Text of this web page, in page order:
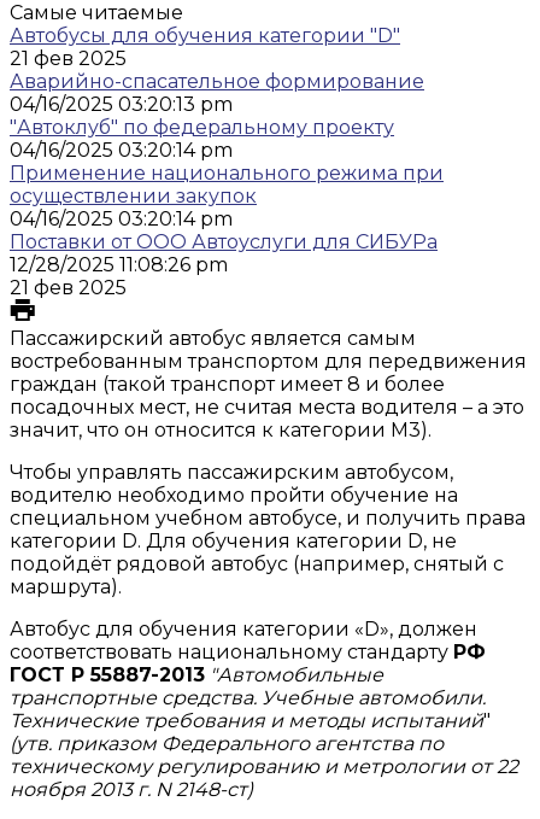
Самые читаемые
Автобусы для обучения категории "D"
21 фев 2025
Аварийно-спасательное формирование
04/16/2025 03:20:13 pm
"Автоклуб" по федеральному проекту
04/16/2025 03:20:14 pm
Применение национального режима при
осуществлении закупок
04/16/2025 03:20:14 pm
Поставки от ООО Автоуслуги для СИБУРа
12/28/2025 11:08:26 pm
21 фев 2025
Пассажирский автобус является самым
востребованным транспортом для передвижения
граждан (такой транспорт имеет 8 и более
посадочных мест, не считая места водителя – а это
значит, что он относится к категории M3).
Чтобы управлять пассажирским автобусом,
водителю необходимо пройти обучение на
специальном учебном автобусе, и получить права
категории D. Для обучения категории D, не
подойдёт рядовой автобус (например, снятый с
маршрута).
Автобус для обучения категории «D», должен
соответствовать национальному стандарту РФ
ГОСТ Р 55887-2013 "Автомобильные
транспортные средства. Учебные автомобили.
Технические требования и методы испытаний"
(утв. приказом Федерального агентства по
техническому регулированию и метрологии от 22
ноября 2013 г. N 2148-ст)